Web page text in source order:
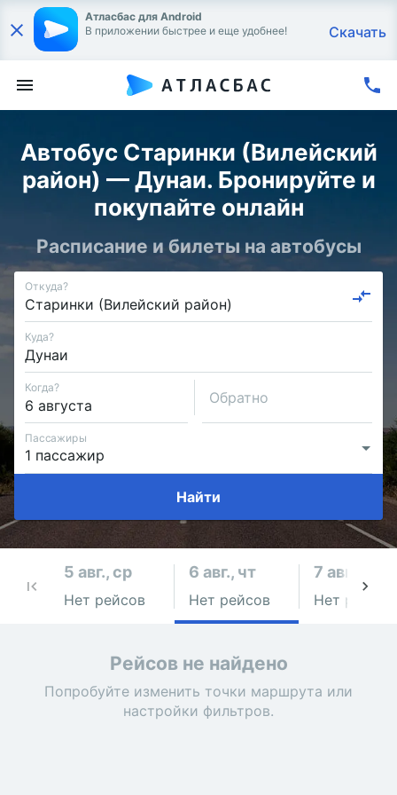
Атласбас для Android
В приложении быстрее и еще удобнее!
Скачать
Автобус Старинки (Вилейский
район) — Дунаи. Бронируйте и
покупайте онлайн
Расписание и билеты на автобусы
Откуда?
Куда?
Когда?
Обратно
Пассажиры
Найти
5 авг., ср
Нет рейсов
6 авг., чт
Нет рейсов
7 авг., пт
Нет рейсов
Рейсов не найдено
Попробуйте изменить точки маршрута или
настройки фильтров.